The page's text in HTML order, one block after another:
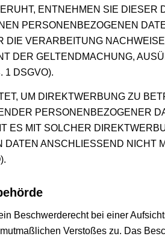
ENTNEHMEN SIE DIESER
PERSONENBEZOGENEN
VERARBEITUNG
DER GELTENDMACHUNG,
1 DSGVO).
UM DIREKTWERBUNG ZU
PERSONENBEZOGENER
ES MIT SOLCHER
ANSCHLIESSEND NICHT
Beschwerderecht bei einer
Verstoßes zu. Das